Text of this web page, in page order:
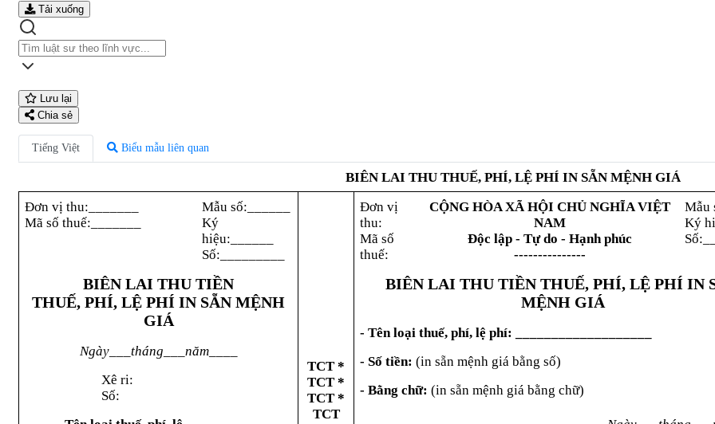
Tải xuống
Lưu lại
Chia sẻ
Tiếng Việt Biểu mẫu liên quan
BIÊN LAI THU THUẾ, PHÍ, LỆ PHÍ IN SẴN MỆNH GIÁ
Đơn vị thu:_______
Mã số thuế:_______
Mẫu số:______
Ký
hiệu:______
Số:_________
TCT *
TCT *
TCT *
TCT
Đơn vị
thu:
Mã số
thuế:
CỘNG HÒA XÃ HỘI CHỦ NGHĨA VIỆT
NAM
Độc lập - Tự do - Hạnh phúc
---------------
Mẫu
Ký
BIÊN LAI THU TIỀN
THUẾ, PHÍ, LỆ PHÍ IN SẴN MỆNH
GIÁ
Ngày___tháng___năm____
BIÊN LAI THU TIỀN THUẾ, PHÍ, LỆ PHÍ IN
MỆNH GIÁ
- Tên loại thuế, phí, lệ phí: ___________________
- Số tiền: (in sẵn mệnh giá bằng số)
- Bằng chữ: (in sẵn mệnh giá bằng chữ)
Xê ri:
Số: